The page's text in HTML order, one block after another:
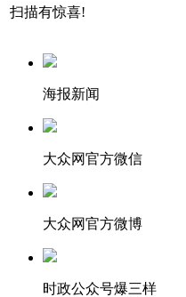
扫描有惊喜!
海报新闻
大众网官方微信
大众网官方微博
时政公众号爆三样